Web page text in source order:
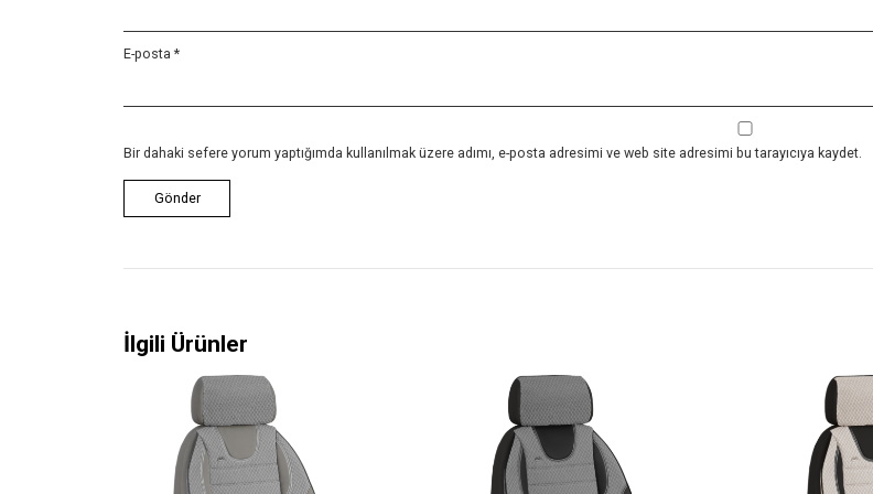
E-posta *
Bir dahaki sefere yorum yaptığımda kullanılmak üzere adımı, e-posta adresimi ve web site adresimi bu tarayıcıya kaydet.
İlgili Ürünler